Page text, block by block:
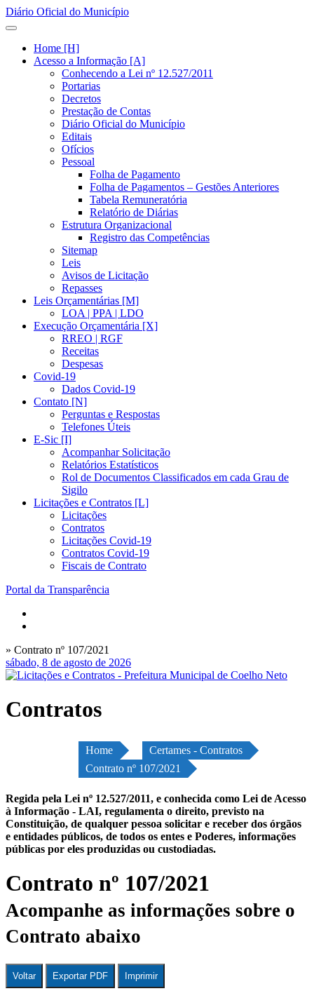
Diário Oficial do Município
Home [H]
Acesso a Informação [A]
Conhecendo a Lei nº 12.527/2011
Portarias
Decretos
Prestação de Contas
Diário Oficial do Município
Editais
Ofícios
Pessoal
Folha de Pagamento
Folha de Pagamentos – Gestões Anteriores
Tabela Remuneratória
Relatório de Diárias
Estrutura Organizacional
Registro das Competências
Sitemap
Leis
Avisos de Licitação
Repasses
Leis Orçamentárias [M]
LOA | PPA | LDO
Execução Orçamentária [X]
RREO | RGF
Receitas
Despesas
Covid-19
Dados Covid-19
Contato [N]
Perguntas e Respostas
Telefones Úteis
E-Sic [I]
Acompanhar Solicitação
Relatórios Estatísticos
Rol de Documentos Classificados em cada Grau de
Sigilo
Licitações e Contratos [L]
Licitações
Contratos
Licitações Covid-19
Contratos Covid-19
Fiscais de Contrato
Portal da Transparência
» Contrato nº 107/2021
sábado, 8 de agosto de 2026
Contratos
Home
Certames - Contratos
Contrato nº 107/2021
Regida pela Lei nº 12.527/2011, e conhecida como Lei de Acesso
à Informação - LAI, regulamenta o direito, previsto na
Constituição, de qualquer pessoa solicitar e receber dos órgãos
e entidades públicos, de todos os entes e Poderes, informações
públicas por eles produzidas ou custodiadas.
Contrato nº 107/2021
Acompanhe as informações sobre o
Contrato abaixo
Voltar Exportar PDF Imprimir